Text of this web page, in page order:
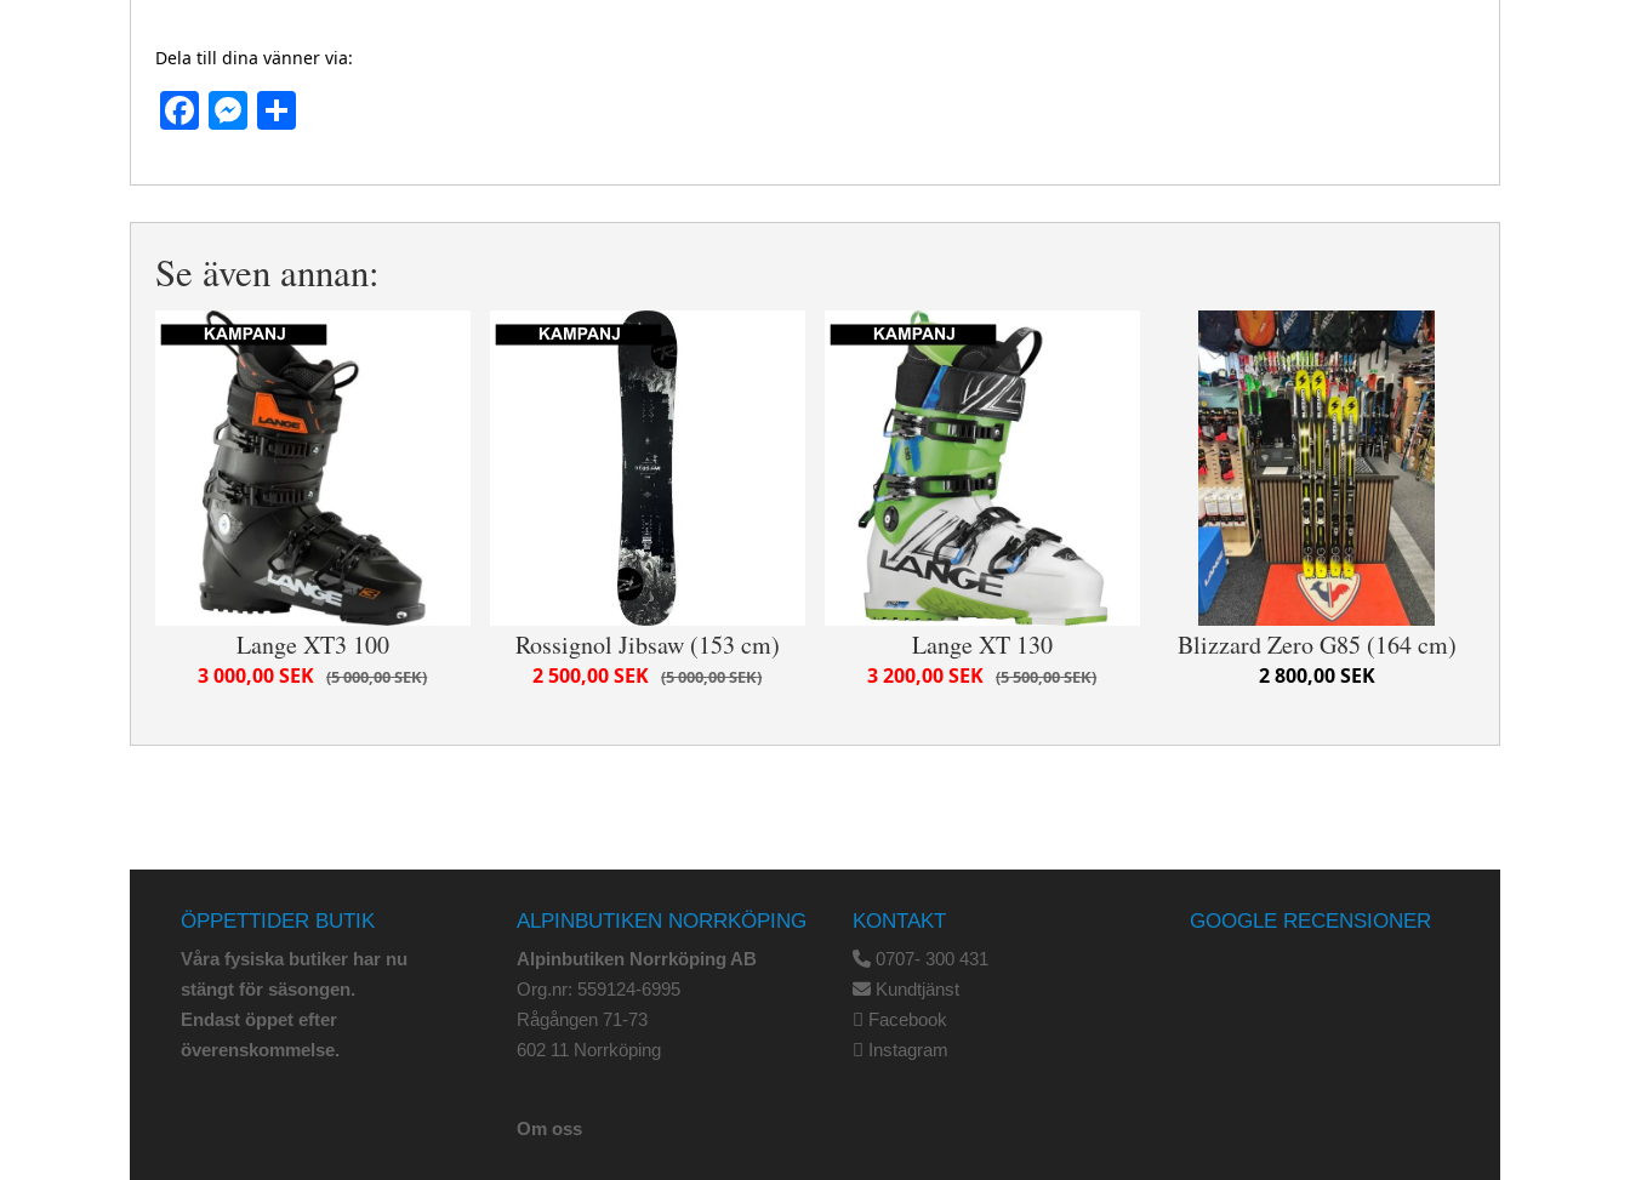
Dela till dina vänner via:
Facebook
Messenger
Se även annan:
Lange XT3 100
5 000,00 SEK
3 000,00 SEK
Rossignol Jibsaw (153 cm)
5 000,00 SEK
2 500,00 SEK
Lange XT 130
5 500,00 SEK
3 200,00 SEK
Blizzard Zero G85 (164 cm)
2 800,00 SEK
ÖPPETTIDER BUTIK
Våra fysiska butiker har nu
stängt för säsongen.
Endast öppet efter
överenskommelse.
ALPINBUTIKEN NORRKÖPING
Alpinbutiken Norrköping AB
Org.nr: 559124-6995
Rågången 71-73
602 11 Norrköping
Om oss
KONTAKT
0707- 300 431
Kundtjänst
Facebook
Instagram
GOOGLE RECENSIONER